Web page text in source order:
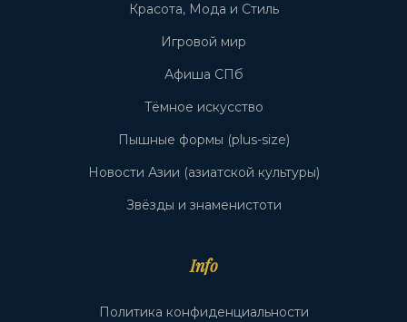
Красота, Мода и Стиль
Игровой мир
Афиша СПб
Тёмное искусство
Пышные формы (plus-size)
Новости Азии (азиатской культуры)
Звёзды и знаменистоти
Info
Политика конфиденциальности